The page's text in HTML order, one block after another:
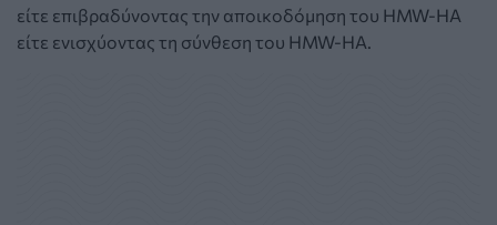
είτε επιβραδύνοντας την αποικοδόμηση του HMW-HA
είτε ενισχύοντας τη σύνθεση του HMW-HA.